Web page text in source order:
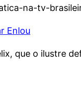
na-tv-
Enlou
que o ilustre